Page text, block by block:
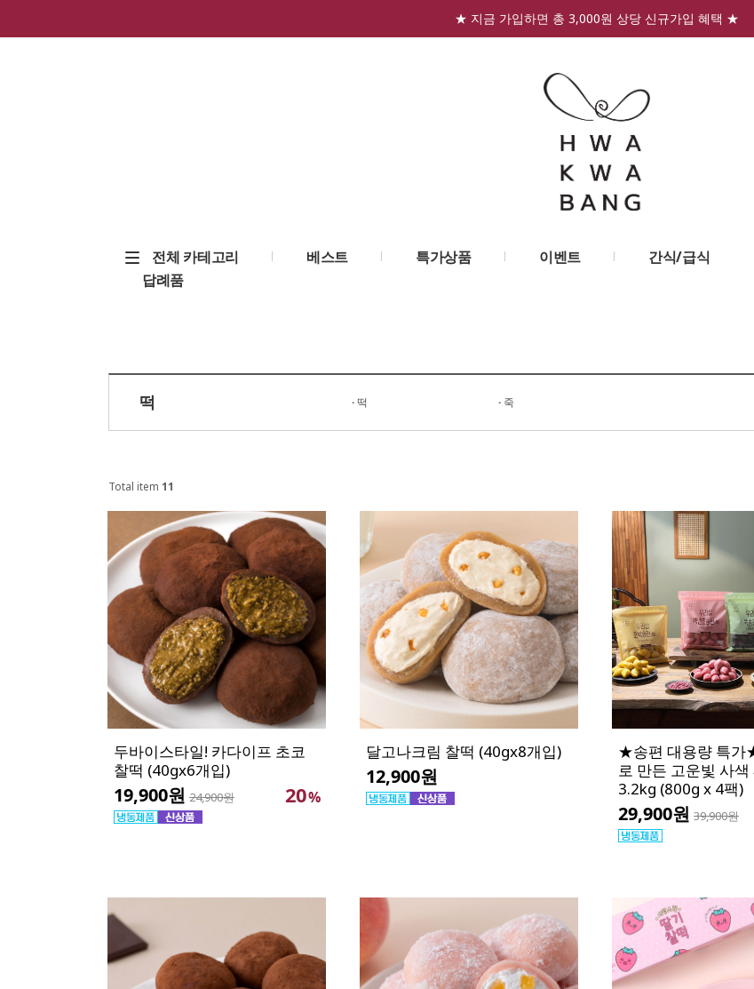
★ 지금 가입하면 총 3,000원 상당 신규가입 혜택 ★
전체 카테고리 베스트 특가상품 이벤트
간식/급식
답례품
떡 · 떡 · 죽
Total item 11
두바이스타일! 카다이프 초코
찰떡 (40gx6개입)
19,900원 24,900원 20%
달고나크림 찰떡 (40gx8개입)
12,900원
★송편 대용량 특가
로 만든 고운빛 사색
3.2kg (800g x 4팩)
29,900원 39,900원